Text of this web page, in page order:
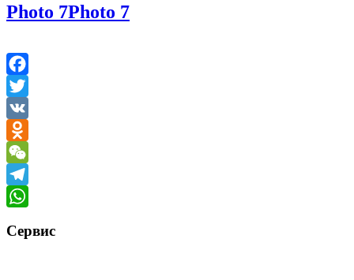
Photo 7Photo 7
Facebook
Twitter
VK
Odnoklassniki
WeChat
Telegram
Сервис